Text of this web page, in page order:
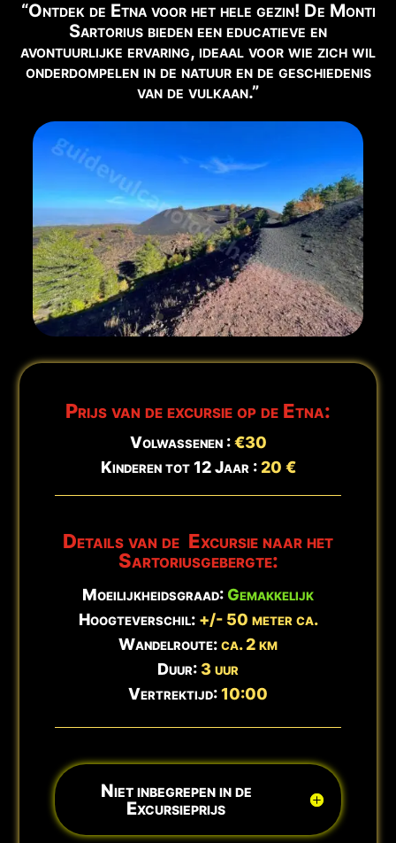
📹 LIVE BEELD
✅ AANBEVOLEN EXCURSIES VOOR DEZE PERIODE
Hieronder vindt u de excursies die in deze periode
beschikbaar zijn:
🥾 Kraters van 2002 Boek Nu →
🚙 Topkraters Etna Noord 5 Km Boek Nu →
🥾 Topkraters Etna Noord 12 Km Boek Nu →
🌋 Noordoost-Riftkraters Boek Nu →
“Ontdek de Etna voor het hele gezin! De Monti
Sartorius bieden een educatieve en
avontuurlijke ervaring, ideaal voor wie zich wil
onderdompelen in de natuur en de geschiedenis
van de vulkaan.”
Prijs van de excursie op de Etna:
Volwassenen :€30
Kinderen tot 12 Jaar :20 €
Details van de Excursie naar het
Sartoriusgebergte:
Moeilijkheidsgraad:Gemakkelijk
Hoogteverschil: +/- 50 meter ca.
Wandelroute:ca. 2 km
Duur: 3 uur
Vertrektijd:10:00
Niet inbegrepen in de
Excursieprijs